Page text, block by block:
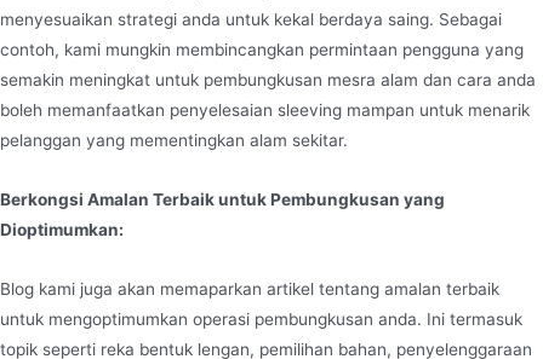
menyesuaikan strategi anda untuk kekal berdaya saing. Sebagai
contoh, kami mungkin membincangkan permintaan pengguna yang
semakin meningkat untuk pembungkusan mesra alam dan cara anda
boleh memanfaatkan penyelesaian sleeving mampan untuk menarik
pelanggan yang mementingkan alam sekitar.
Berkongsi Amalan Terbaik untuk Pembungkusan yang
Dioptimumkan:
Blog kami juga akan memaparkan artikel tentang amalan terbaik
untuk mengoptimumkan operasi pembungkusan anda. Ini termasuk
topik seperti reka bentuk lengan, pemilihan bahan, penyelenggaraan